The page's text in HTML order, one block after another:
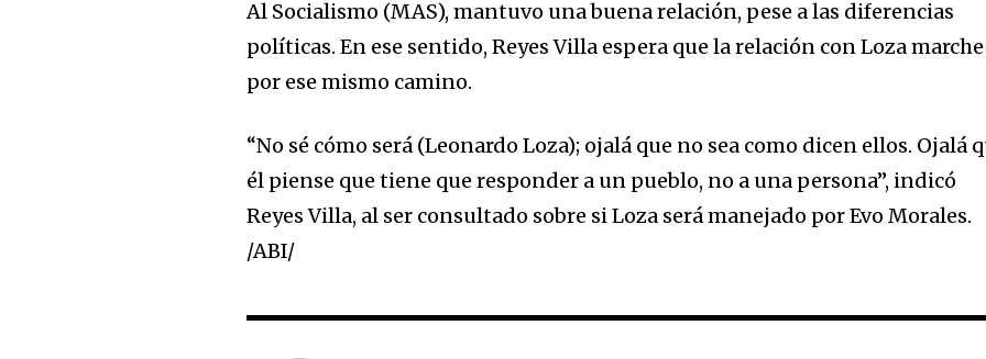
Al Socialismo (MAS), mantuvo una buena relación, pese a las diferencias
políticas. En ese sentido, Reyes Villa espera que la relación con Loza marche
por ese mismo camino.
“No sé cómo será (Leonardo Loza); ojalá que no sea como dicen ellos. Ojalá
él piense que tiene que responder a un pueblo, no a una persona”, indicó
Reyes Villa, al ser consultado sobre si Loza será manejado por Evo Morales.
/ABI/